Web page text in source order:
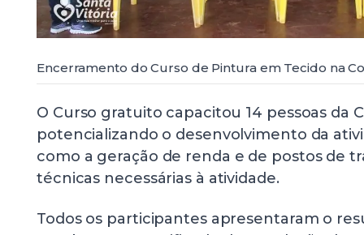
Encerramento do Curso de Pintura em Tecido na
O Curso gratuito capacitou 14 pessoas da
potencializando o desenvolvimento da
como a geração de renda e de postos de
técnicas necessárias à atividade.
Todos os participantes apresentaram o